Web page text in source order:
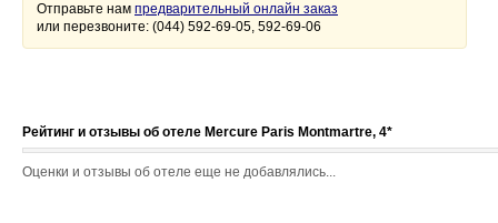
Отправьте нам предварительный онлайн заказ
или перезвоните: (044) 592-69-05, 592-69-06
Рейтинг и отзывы об отеле Mercure Paris Montmartre, 4*
Оценки и отзывы об отеле еще не добавлялись...